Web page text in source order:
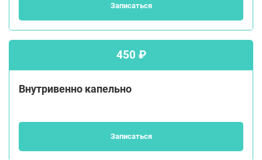
Записаться
450 ₽
Внутривенно капельно
Записаться